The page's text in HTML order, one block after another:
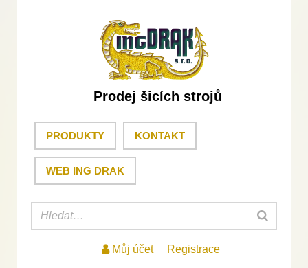
Prodej šicích strojů
PRODUKTY KONTAKT
WEB ING DRAK
Můj účet Registrace